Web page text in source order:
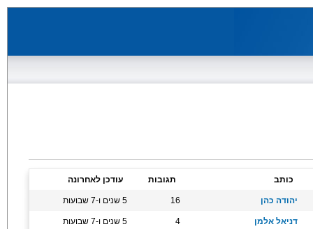
כותב תגובות עודכן לאחרונה
יהודה כהן 16 5 שנים ו-7 שבועות
דניאל אלמן 4 5 שנים ו-7 שבועות